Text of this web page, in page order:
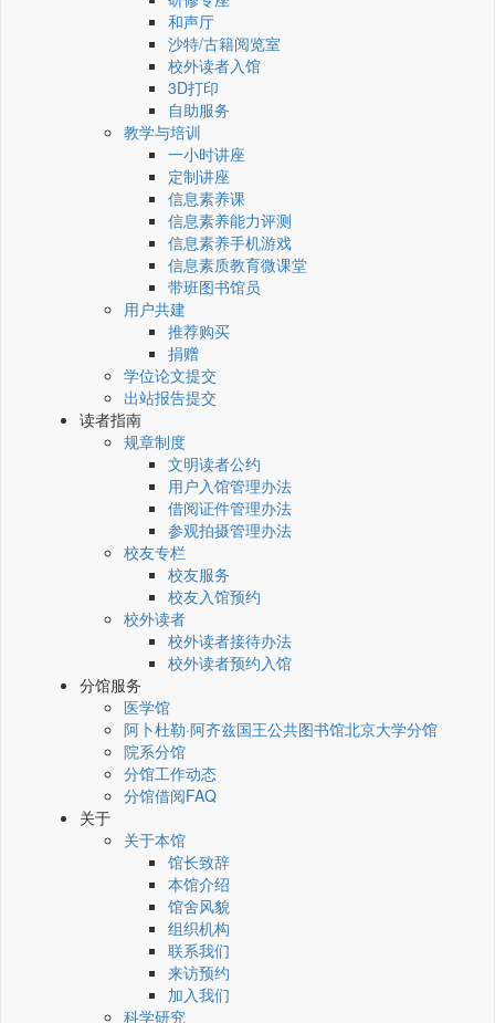
和声厅
沙特/古籍阅览室
校外读者入馆
3D打印
自助服务
教学与培训
一小时讲座
定制讲座
信息素养课
信息素养能力评测
信息素养手机游戏
信息素质教育微课堂
带班图书馆员
用户共建
推荐购买
捐赠
学位论文提交
出站报告提交
读者指南
规章制度
文明读者公约
用户入馆管理办法
借阅证件管理办法
参观拍摄管理办法
校友专栏
校友服务
校友入馆预约
校外读者
校外读者接待办法
校外读者预约入馆
分馆服务
医学馆
阿卜杜勒·阿齐兹国王公共图书馆北京大学分馆
院系分馆
分馆工作动态
分馆借阅FAQ
关于
关于本馆
馆长致辞
本馆介绍
馆舍风貌
组织机构
联系我们
来访预约
加入我们
科学研究